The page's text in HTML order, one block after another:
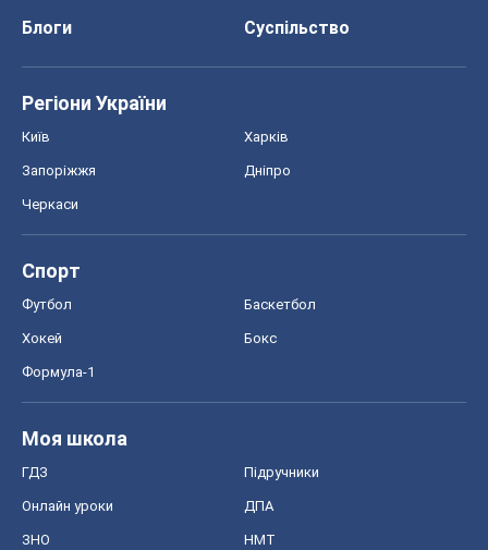
Блоги
Суспільство
Регіони України
Київ Харків
Запоріжжя Дніпро
Черкаси
Спорт
Футбол Баскетбол
Хокей Бокс
Формула-1
Моя школа
ГДЗ Підручники
Онлайн уроки ДПА
ЗНО НМТ